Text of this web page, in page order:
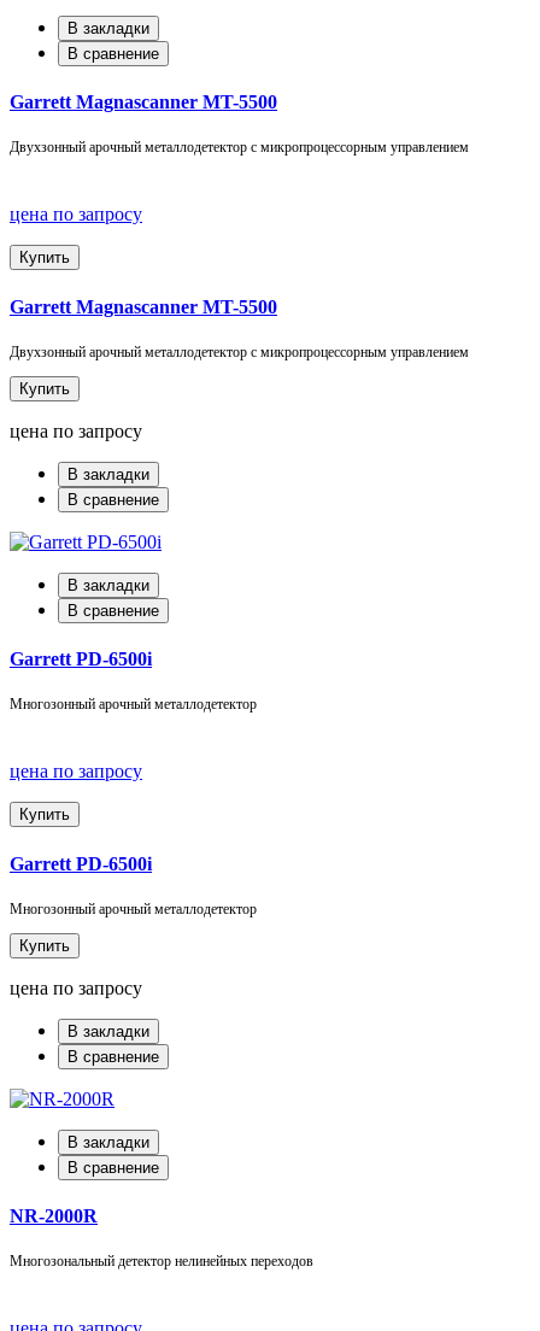
В закладки
В сравнение
Garrett Magnascanner MT-5500
Двухзонный арочный металлодетектор с микропроцессорным управлением
цена по запросу
Купить
Garrett Magnascanner MT-5500
Двухзонный арочный металлодетектор с микропроцессорным управлением
Купить
цена по запросу
В закладки
В сравнение
В закладки
В сравнение
Garrett PD-6500i
Многозонный арочный металлодетектор
цена по запросу
Купить
Garrett PD-6500i
Многозонный арочный металлодетектор
Купить
цена по запросу
В закладки
В сравнение
В закладки
В сравнение
NR-2000R
Многозональный детектор нелинейных переходов